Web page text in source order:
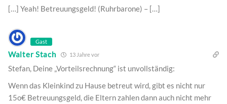
[…] Yeah! Betreuungsgeld! (Ruhrbarone) – […]
Gast
Walter Stach 13 Jahre vor
Stefan, Deine „Vorteilsrechnung“ ist unvollständig:
Wenn das Kleinkind zu Hause betreut wird, gibt es nicht nur
15o€ Betreuungsgeld, die Eltern zahlen dann auch nicht mehr